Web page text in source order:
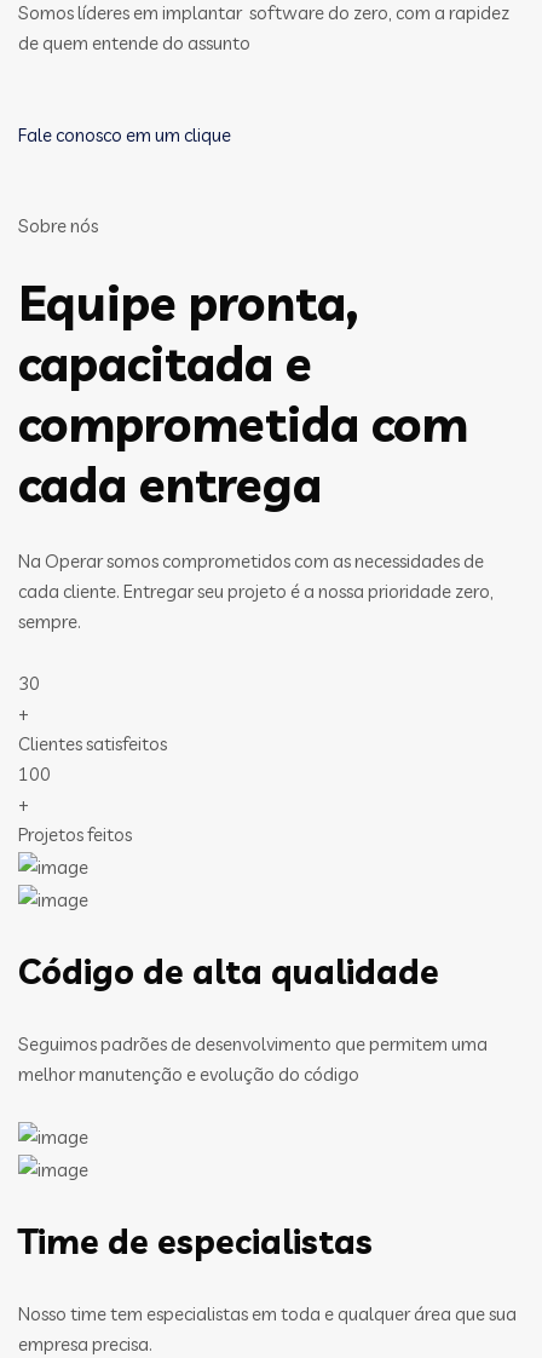
Somos líderes em implantar software do zero, com a rapidez
de quem entende do assunto
Fale conosco em um clique
Sobre nós
Equipe pronta,
capacitada e
comprometida com
cada entrega
Na Operar somos comprometidos com as necessidades de
cada cliente. Entregar seu projeto é a nossa prioridade zero,
sempre.
30
+
Clientes satisfeitos
100
+
Projetos feitos
Código de alta qualidade
Seguimos padrões de desenvolvimento que permitem uma
melhor manutenção e evolução do código
Time de especialistas
Nosso time tem especialistas em toda e qualquer área que sua
empresa precisa.